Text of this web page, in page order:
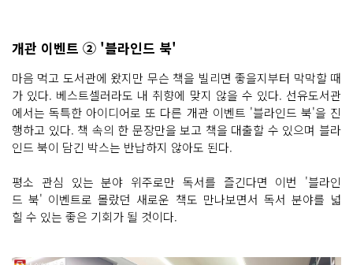
개관 이벤트 ② '블라인드 북'
마음 먹고 도서관에 왔지만 무슨 책을 빌리면 좋을지부터 막막할 때
가 있다. 베스트셀러라도 내 취향에 맞지 않을 수 있다. 선유도서관
에서는 독특한 아이디어로 또 다른 개관 이벤트 '블라인드 북'을 진
행하고 있다. 책 속의 한 문장만을 보고 책을 대출할 수 있으며 블라
인드 북이 담긴 박스는 반납하지 않아도 된다.
평소 관심 있는 분야 위주로만 독서를 즐긴다면 이번 '블라인
드 북' 이벤트로 몰랐던 새로운 책도 만나보면서 독서 분야를 넓
힐 수 있는 좋은 기회가 될 것이다.